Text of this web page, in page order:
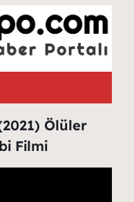
Ölüler
Filmi